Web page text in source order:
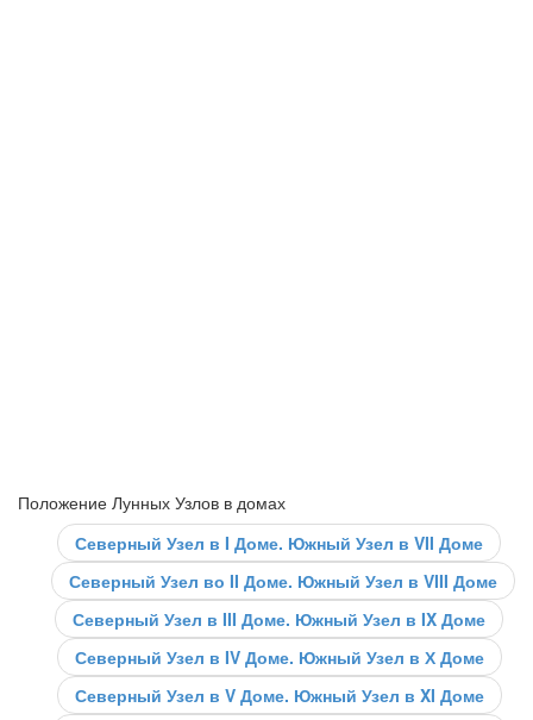
Положение Лунных Узлов в домах
Северный Узел в I Доме. Южный Узел в VII Доме
Северный Узел во II Доме. Южный Узел в VIII Доме
Северный Узел в III Доме. Южный Узел в IX Доме
Северный Узел в IV Доме. Южный Узел в Х Доме
Северный Узел в V Доме. Южный Узел в XI Доме